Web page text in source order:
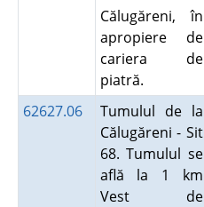
Călugăreni, în
apropiere de
cariera de
piatră.
62627.06
Tumulul de la
Călugăreni - Sit
68. Tumulul se
află la 1 km
Vest de